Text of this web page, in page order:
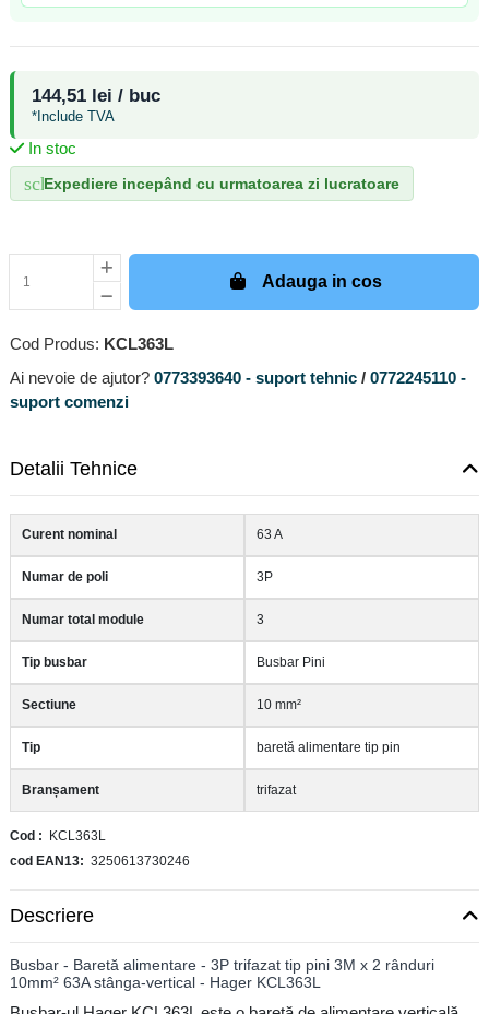
Adauga in cos
144,51 lei / buc
*Include TVA
In stoc
schedule
Expediere incepând cu urmatoarea zi lucratoare
Cod Produs: KCL363L
Ai nevoie de ajutor? 0773393640 - suport tehnic / 0772245110 -
suport comenzi
Detalii Tehnice
Curent nominal 63 A
Numar de poli 3P
Numar total module 3
Tip busbar Busbar Pini
Sectiune 10 mm²
Tip baretă alimentare tip pin
Branșament trifazat
Cod
KCL363L
cod EAN13
3250613730246
Descriere
Busbar - Baretă alimentare - 3P trifazat tip pini 3M x 2 rânduri
10mm² 63A stânga-vertical - Hager KCL363L